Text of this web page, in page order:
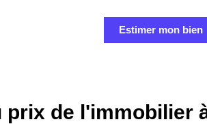
Estimer mon bien
prix de l'immobilier